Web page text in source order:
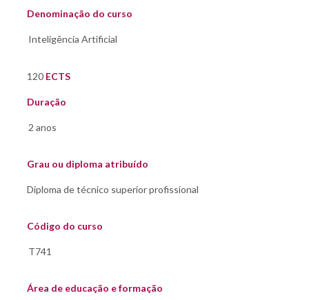
Denominação do curso
120 ECTS
Duração
Grau ou diploma atribuído
Código do curso
Área de educação e formação